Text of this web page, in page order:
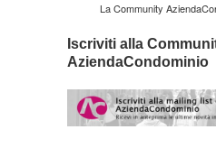
La Community
Iscriviti alla
AziendaCondominio